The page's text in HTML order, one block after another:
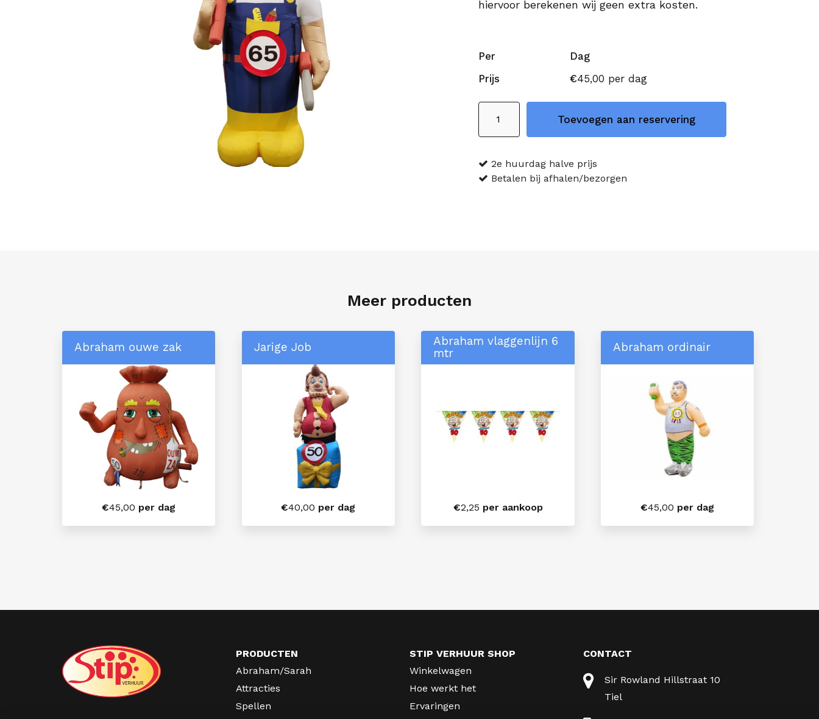
hiervoor berekenen wij geen extra kosten.
Per
Dag
Prijs
€45,00 per dag
Abraham
klusser
aantal
Toevoegen aan reservering
2e huurdag halve prijs
Betalen bij afhalen/bezorgen
Meer producten
Abraham ouwe zak
€45,00 per dag
Jarige Job
€40,00 per dag
Abraham vlaggenlijn 6
mtr
€2,25 per aankoop
Abraham ordinair
€45,00 per dag
PRODUCTEN
Abraham/Sarah
Attracties
Spellen
STIP VERHUUR SHOP
Winkelwagen
Hoe werkt het
Ervaringen
CONTACT
Sir Rowland Hillstraat 10
Tiel